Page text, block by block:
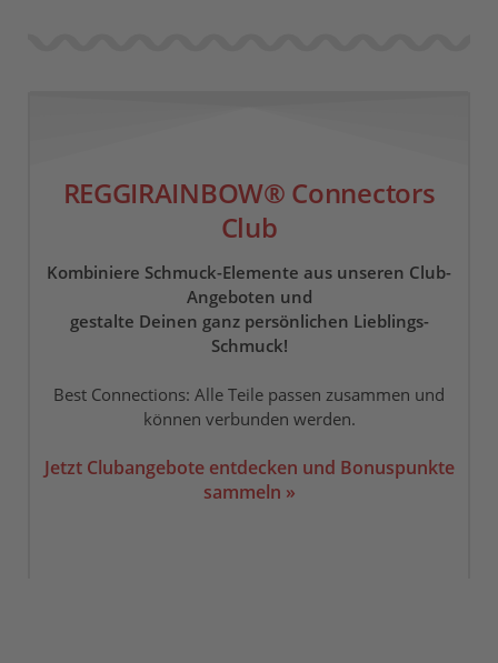
REGGIRAINBOW® Connectors
Club
Kombiniere Schmuck-Elemente aus unseren Club-
Angeboten und
gestalte Deinen ganz persönlichen Lieblings-
Schmuck!
Best Connections: Alle Teile passen zusammen und
können verbunden werden.
Jetzt Clubangebote entdecken und Bonuspunkte
sammeln »